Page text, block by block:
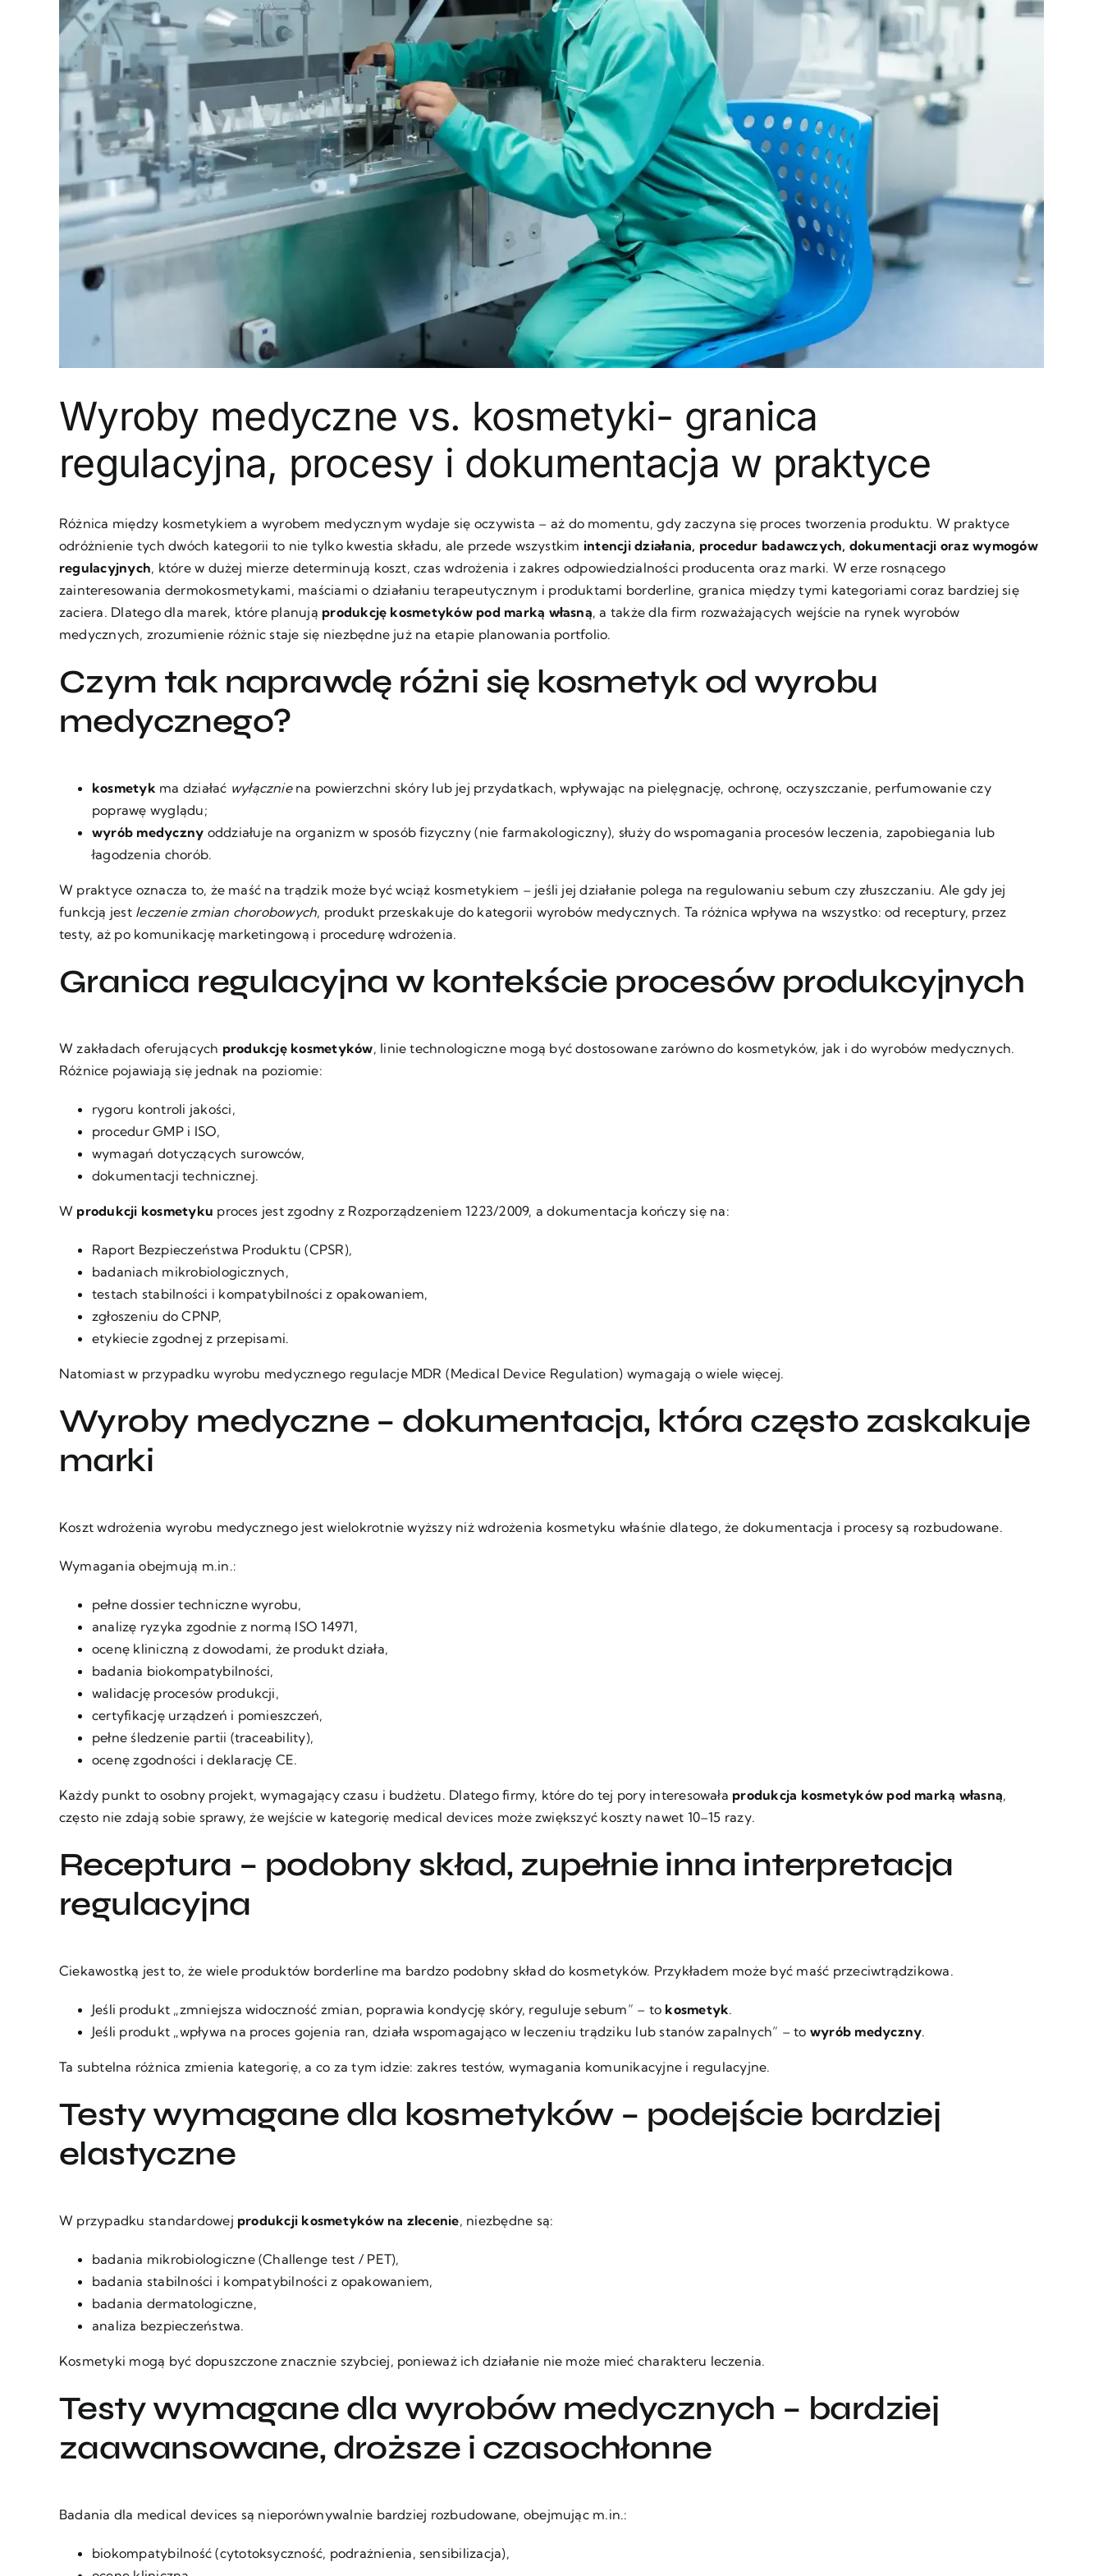
Wyroby medyczne vs. kosmetyki- granica
regulacyjna, procesy i dokumentacja w praktyce
Różnica między kosmetykiem a wyrobem medycznym wydaje się oczywista – aż do momentu, gdy zaczyna się proces tworzenia produktu. W praktyce
odróżnienie tych dwóch kategorii to nie tylko kwestia składu, ale przede wszystkim intencji działania, procedur badawczych, dokumentacji oraz wymogów
regulacyjnych, które w dużej mierze determinują koszt, czas wdrożenia i zakres odpowiedzialności producenta oraz marki. W erze rosnącego
zainteresowania dermokosmetykami, maściami o działaniu terapeutycznym i produktami borderline, granica między tymi kategoriami coraz bardziej się
zaciera. Dlatego dla marek, które planują produkcję kosmetyków pod marką własną, a także dla firm rozważających wejście na rynek wyrobów
medycznych, zrozumienie różnic staje się niezbędne już na etapie planowania portfolio.
Czym tak naprawdę różni się kosmetyk od wyrobu
medycznego?
kosmetyk ma działać wyłączniena powierzchni skóry lub jej przydatkach, wpływając na pielęgnację, ochronę, oczyszczanie, perfumowanie czy
poprawę wyglądu;
wyrób medyczny oddziałuje na organizm w sposób fizyczny (nie farmakologiczny), służy do wspomagania procesów leczenia, zapobiegania lub
łagodzenia chorób.
W praktyce oznacza to, że maść na trądzik może być wciąż kosmetykiem – jeśli jej działanie polega na regulowaniu sebum czy złuszczaniu. Ale gdy jej
funkcją jest leczenie zmian chorobowych, produkt przeskakuje do kategorii wyrobów medycznych. Ta różnica wpływa na wszystko: od receptury, przez
testy, aż po komunikację marketingową i procedurę wdrożenia.
Granica regulacyjna w kontekście procesów produkcyjnych
W zakładach oferujących produkcję kosmetyków, linie technologiczne mogą być dostosowane zarówno do kosmetyków, jak i do wyrobów medycznych.
Różnice pojawiają się jednak na poziomie:
rygoru kontroli jakości,
procedur GMP i ISO,
wymagań dotyczących surowców,
dokumentacji technicznej.
W produkcji kosmetyku proces jest zgodny z Rozporządzeniem 1223/2009, a dokumentacja kończy się na:
Raport Bezpieczeństwa Produktu (CPSR),
badaniach mikrobiologicznych,
testach stabilności i kompatybilności z opakowaniem,
zgłoszeniu do CPNP,
etykiecie zgodnej z przepisami.
Natomiast w przypadku wyrobu medycznego regulacje MDR (Medical Device Regulation) wymagają o wiele więcej.
Wyroby medyczne – dokumentacja, która często zaskakuje
marki
Koszt wdrożenia wyrobu medycznego jest wielokrotnie wyższy niż wdrożenia kosmetyku właśnie dlatego, że dokumentacja i procesy są rozbudowane.
Wymagania obejmują m.in.:
pełne dossier techniczne wyrobu,
analizę ryzyka zgodnie z normą ISO 14971,
ocenę kliniczną z dowodami, że produkt działa,
badania biokompatybilności,
walidację procesów produkcji,
certyfikację urządzeń i pomieszczeń,
pełne śledzenie partii (traceability),
ocenę zgodności i deklarację CE.
Każdy punkt to osobny projekt, wymagający czasu i budżetu. Dlatego firmy, które do tej pory interesowała produkcja kosmetyków pod marką własną,
często nie zdają sobie sprawy, że wejście w kategorię medical devices może zwiększyć koszty nawet 10–15 razy.
Receptura – podobny skład, zupełnie inna interpretacja
regulacyjna
Ciekawostką jest to, że wiele produktów borderline ma bardzo podobny skład do kosmetyków. Przykładem może być maść przeciwtrądzikowa.
Jeśli produkt „zmniejsza widoczność zmian, poprawia kondycję skóry, reguluje sebum” – to kosmetyk.
Jeśli produkt „wpływa na proces gojenia ran, działa wspomagająco w leczeniu trądziku lub stanów zapalnych” – to wyrób medyczny.
Ta subtelna różnica zmienia kategorię, a co za tym idzie: zakres testów, wymagania komunikacyjne i regulacyjne.
Testy wymagane dla kosmetyków – podejście bardziej
elastyczne
W przypadku standardowej produkcji kosmetyków na zlecenie, niezbędne są:
badania mikrobiologiczne (Challenge test / PET),
badania stabilności i kompatybilności z opakowaniem,
badania dermatologiczne,
analiza bezpieczeństwa.
Kosmetyki mogą być dopuszczone znacznie szybciej, ponieważ ich działanie nie może mieć charakteru leczenia.
Testy wymagane dla wyrobów medycznych – bardziej
zaawansowane, droższe i czasochłonne
Badania dla medical devices są nieporównywalnie bardziej rozbudowane, obejmując m.in.:
biokompatybilność (cytotoksyczność, podrażnienia, sensibilizacja),